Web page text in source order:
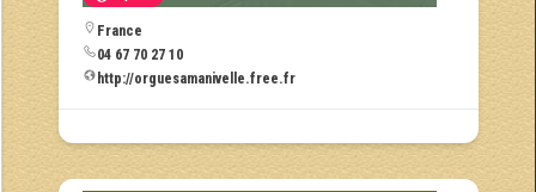
France
04 67 70 27 10
http://orguesamanivelle.free.fr